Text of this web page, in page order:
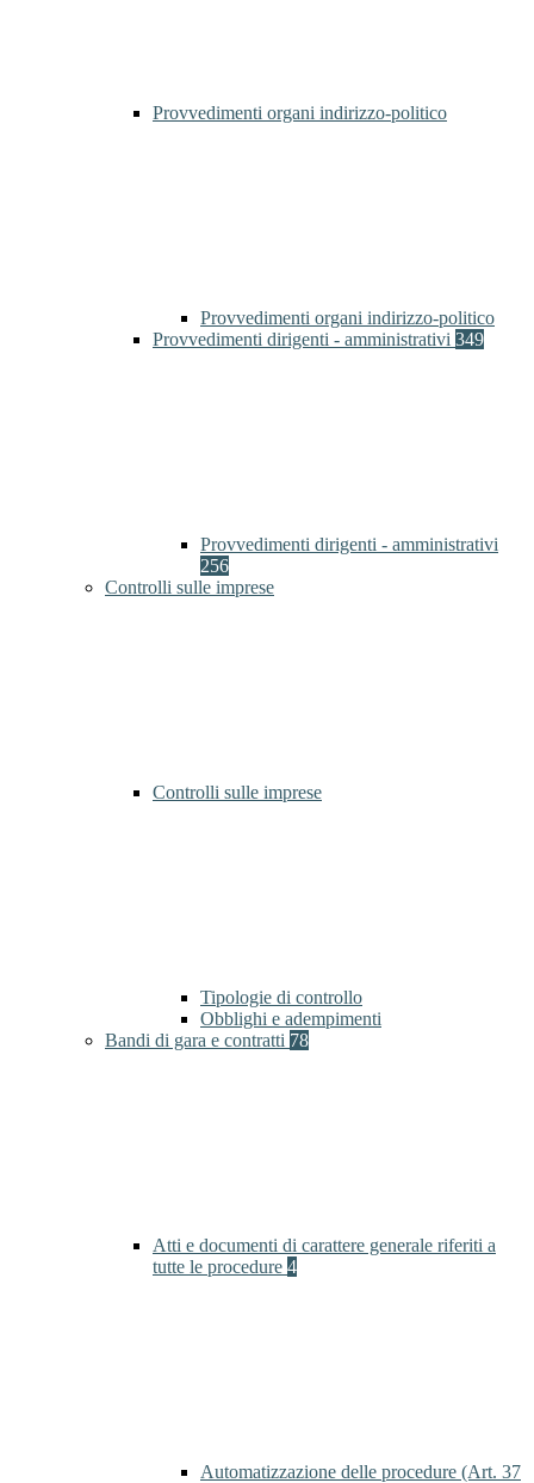
Provvedimenti organi indirizzo-politico
Provvedimenti organi indirizzo-politico
Provvedimenti dirigenti - amministrativi 349
Provvedimenti dirigenti - amministrativi
256
Controlli sulle imprese
Controlli sulle imprese
Tipologie di controllo
Obblighi e adempimenti
Bandi di gara e contratti 78
Atti e documenti di carattere generale riferiti a
tutte le procedure 4
Automatizzazione delle procedure (Art. 37